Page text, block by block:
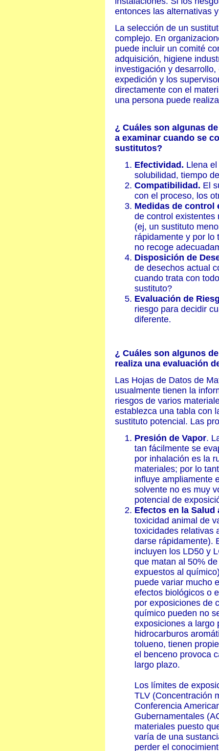
entonces las alternativas
La selección de un
complejo. En
puede incluir un comité
adquisición, higiene
investigación y
expedición y los
directamente con el
una persona puede
¿ Cuáles son algunas
a examinar cuando se
sustitutos?
Efectividad. Llena
solubilidad, tiempo
Compatibilidad. El
con el proceso, los
Medidas de control
de control existentes
(ej, un sustituto
rápidamente y por lo
no recoge
Disposición de
de desechos actual
cuando trata con
sustituto?
Evaluación de
riesgo para decidir
diferente.
¿ Cuáles son algunos
realiza una evaluación
Las Hojas de Datos de
usualmente tienen la
riesgos de varios
establezca una tabla con
sustituto potencial. Las
Presión de Vapor.
tan fácilmente se
por inhalación es la
materiales; por lo
influye ampliamente
solvente no es muy
potencial de
Efectos en la Salud
toxicidad animal de
toxicidades relativas
darse rápidamente).
incluyen los LD50 y
que matan al 50%
expuestos al
puede variar mucho
efectos biológicos o
por exposiciones de
químico pueden no
exposiciones a largo
hidrocarburos
tolueno, tienen
el benceno provoca
largo plazo.
Los límites de
TLV (Concentración
Conferencia
Gubernamentales
materiales puesto
varía de una
perder el